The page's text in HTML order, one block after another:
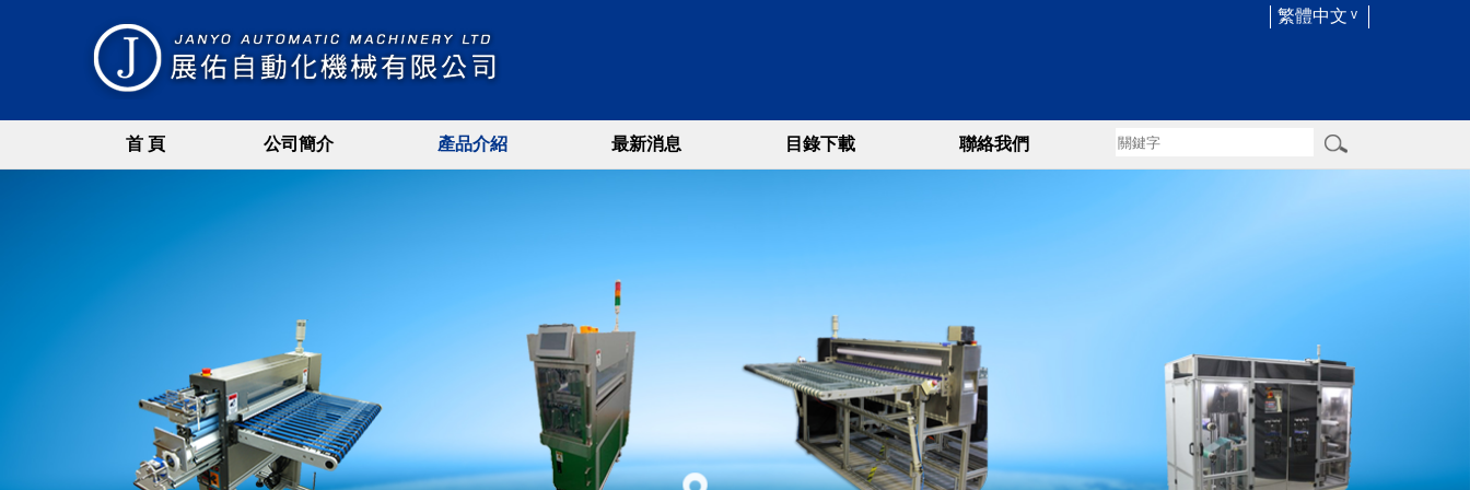
繁體中文
首 頁 公司簡介 產品介紹 最新消息 目錄下載 聯絡我們